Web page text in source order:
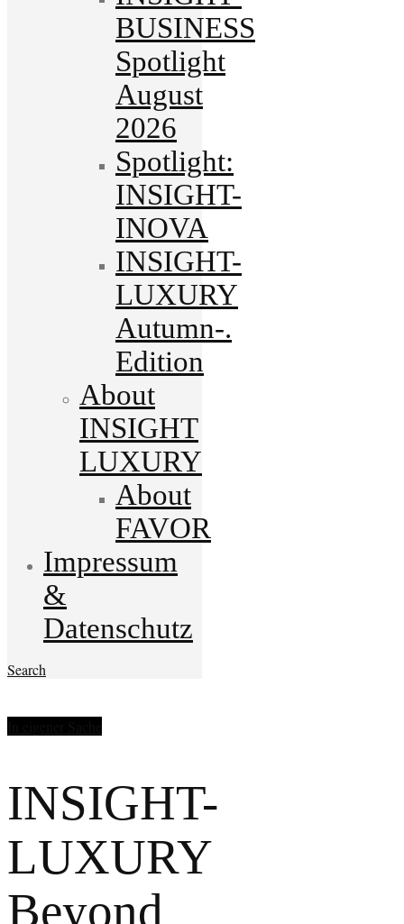
BUSINESS
Spotlight
August
2026
Spotlight:
INSIGHT-
INOVA
INSIGHT-
LUXURY
Autumn-.
Edition
About
INSIGHT
LUXURY
About
FAVOR
Impressum
&
Datenschutz
Search
INSIGHT-
LUXURY
Beyond